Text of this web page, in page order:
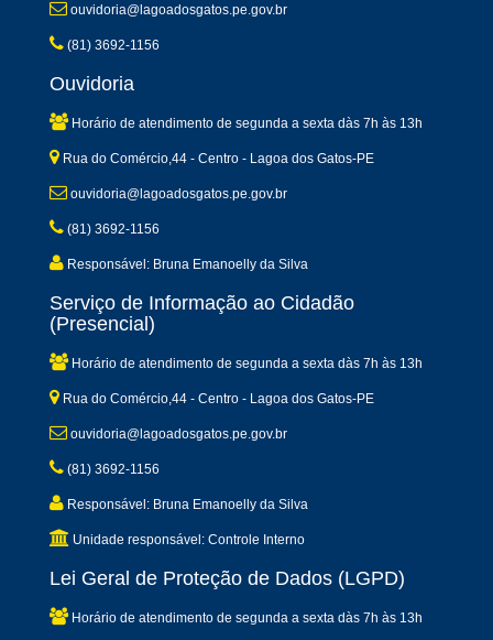
ouvidoria@lagoadosgatos.pe.gov.br
(81) 3692-1156
Ouvidoria
Horário de atendimento de segunda a sexta dàs 7h às 13h
Rua do Comércio,44 - Centro - Lagoa dos Gatos-PE
ouvidoria@lagoadosgatos.pe.gov.br
(81) 3692-1156
Responsável: Bruna Emanoelly da Silva
Serviço de Informação ao Cidadão
(Presencial)
Horário de atendimento de segunda a sexta dàs 7h às 13h
Rua do Comércio,44 - Centro - Lagoa dos Gatos-PE
ouvidoria@lagoadosgatos.pe.gov.br
(81) 3692-1156
Responsável: Bruna Emanoelly da Silva
Unidade responsável: Controle Interno
Lei Geral de Proteção de Dados (LGPD)
Horário de atendimento de segunda a sexta dàs 7h às 13h